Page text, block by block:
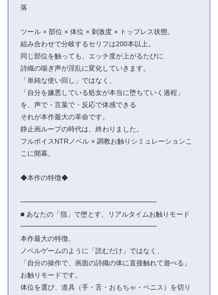
落
ツール × 部位 × 体位 × 刺激度 × トップレス状態。
組み合わせで分岐するセリフは200本以上。
同じ部位を触っても、エッチ度が上がるたびに
詩織の喘ぎ声が淫乱に変化していきます。
「単純な使い回し」ではなく、
「自分を嫌悪している処女が本当に堕ちていく過程」
を、声で・言葉で・反応で体感できる
それが本作最大の革命です。
静止画ループの時代は、終わりました。
フルボイスNTRノベル × 調教お触りシミュレーションこ
こに開幕。
◆本作の特徴◆
━━━━━━━━━━━━━━━━━━━━
■ あなたの「指」で堕とす、リアルタイムお触りモード
━━━━━━━━━━━━━━━━━━━━
本作最大の特徴。
ノベルゲームのように「読むだけ」ではなく、
「自分の操作で、画面の詩織の体に直接触れて遊べる」
お触りモードです。
体位を選び、道具（手・舌・おもちゃ・ペニス）を切り